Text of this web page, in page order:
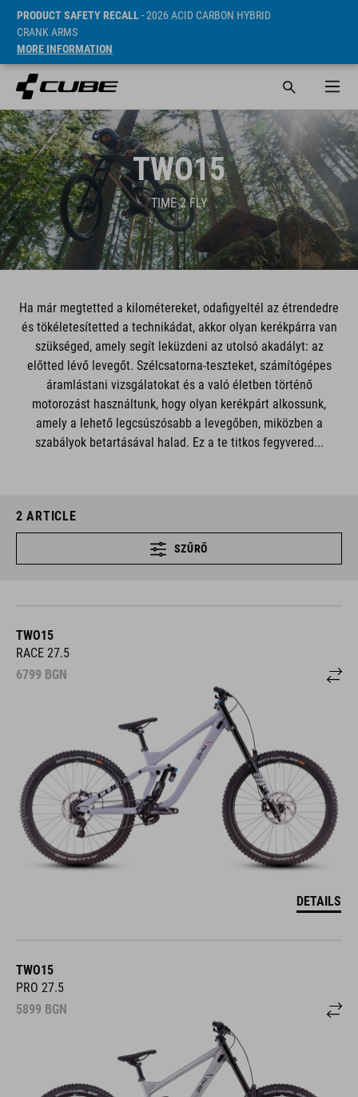
PRODUCT SAFETY RECALL- 2026 ACID CARBON HYBRID
CRANK ARMS
MORE INFORMATION
TWO15
TIME 2 FLY
Ha már megtetted a kilométereket, odafigyeltél az étrendedre
és tökéletesítetted a technikádat, akkor olyan kerékpárra van
szükséged, amely segít leküzdeni az utolsó akadályt: az
előtted lévő levegőt. Szélcsatorna-teszteket, számítógépes
áramlástani vizsgálatokat és a való életben történő
motorozást használtunk, hogy olyan kerékpárt alkossunk,
amely a lehető legcsúszósabb a levegőben, miközben a
szabályok betartásával halad. Ez a te titkos fegyvered...
2 ARTICLE
SZŰRŐ
TWO15
RACE 27.5
6799 BGN
DETAILS
TWO15
PRO 27.5
5899 BGN